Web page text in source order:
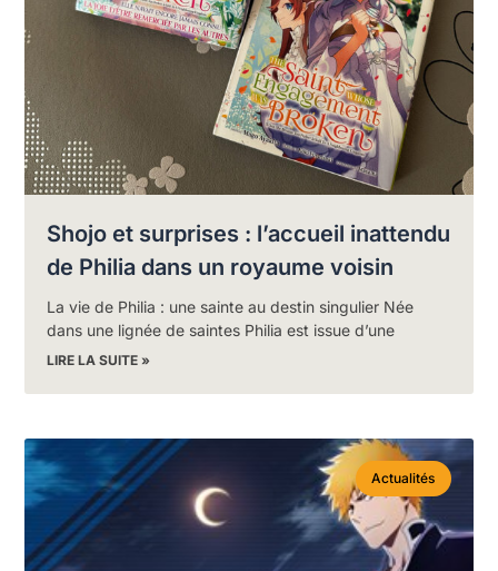
Shojo et surprises : l’accueil inattendu
de Philia dans un royaume voisin
La vie de Philia : une sainte au destin singulier Née
dans une lignée de saintes Philia est issue d’une
LIRE LA SUITE »
Actualités